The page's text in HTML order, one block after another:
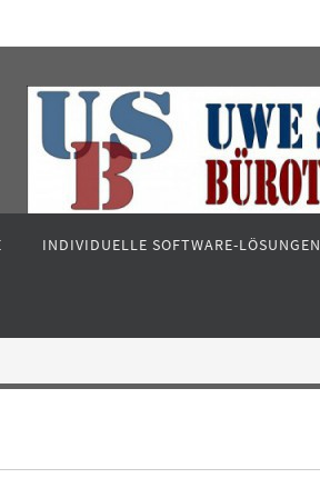
INDIVIDUELLE SOFTWARE-LÖSUNGEN